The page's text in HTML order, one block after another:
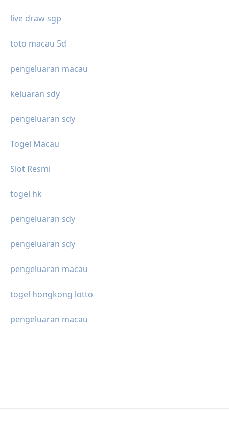
live draw sgp
toto macau 5d
pengeluaran macau
keluaran sdy
pengeluaran sdy
Togel Macau
Slot Resmi
togel hk
pengeluaran sdy
pengeluaran sdy
pengeluaran macau
togel hongkong lotto
pengeluaran macau